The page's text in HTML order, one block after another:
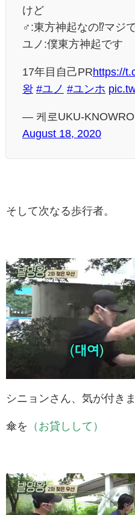
けど
‍♂️:東方神起なの⁉︎マジ
ユノ:僕東方神起です
17年目自己PRhttps://
왕 #ユノ #ユンホ
— 케로UKU-
August 18, 2020
そして次なる歩行者。
シニョンさん、気が付き
傘を （お貸しして）